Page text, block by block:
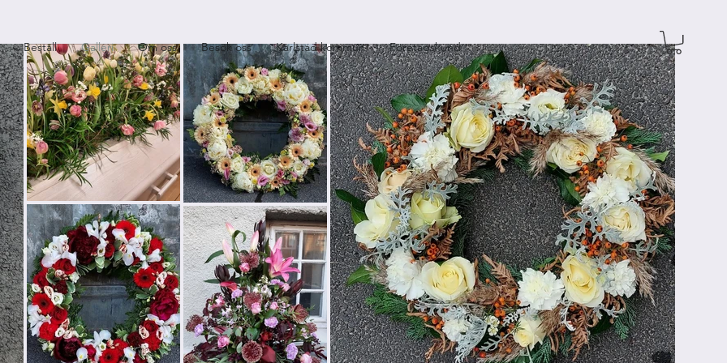
Beställ Galleri Om oss Besök oss Karlstad kommun Företagskund